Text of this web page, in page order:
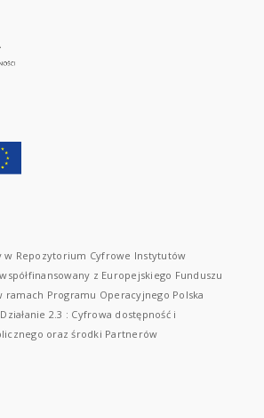
w Repozytorium Cyfrowe Instytutów
z Europejskiego Funduszu
ramach Programu Operacyjnego Polska
2.3 : Cyfrowa dostępność i
oraz środki Partnerów